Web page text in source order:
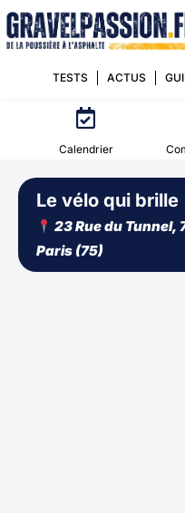
TESTS ACTUS
Calendrier
Le vélo qui brille
23 Rue du Tunnel,
Paris (75)